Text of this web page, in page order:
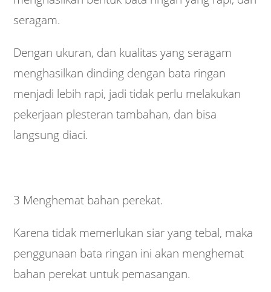
seragam.
Dengan ukuran, dan kualitas yang seragam
menghasilkan dinding dengan bata ringan
menjadi lebih rapi, jadi tidak perlu melakukan
pekerjaan plesteran tambahan, dan bisa
langsung diaci.
3 Menghemat bahan perekat.
Karena tidak memerlukan siar yang tebal, maka
penggunaan bata ringan ini akan menghemat
bahan perekat untuk pemasangan.